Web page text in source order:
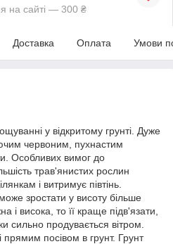
на сайті — 300 ₴
Доставка Оплата Умови
у відкритому грунті. Дуже
червоним, пухнастим
Особливих вимог до
трав'янистих рослин
і витримує півтінь.
зростати у висоту більше
висока, то її краще підв'язати,
сильно продувається вітром.
посівом в грунт. Грунт